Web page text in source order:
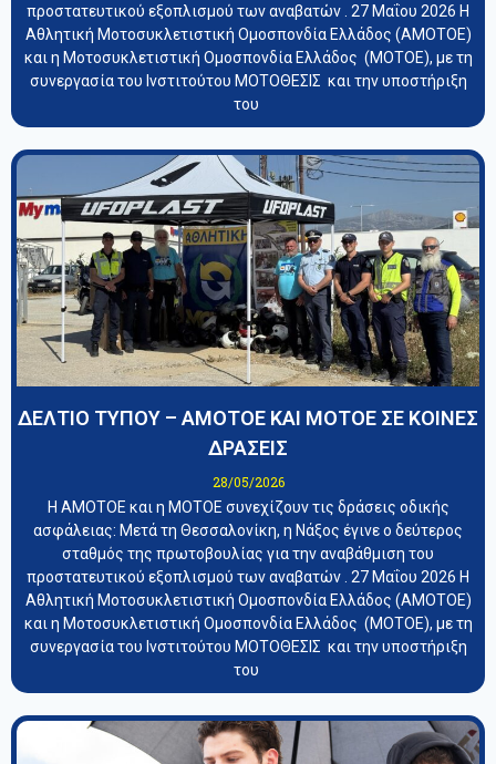
προστατευτικού εξοπλισμού των αναβατών . 27 Μαΐου 2026 Η
Αθλητική Μοτοσυκλετιστική Ομοσπονδία Ελλάδος (ΑΜΟΤΟΕ)
και η Μοτοσυκλετιστική Ομοσπονδία Ελλάδος (ΜΟΤΟΕ), με τη
συνεργασία του Ινστιτούτου ΜΟΤΟΘΕΣΙΣ και την υποστήριξη
του
ΔΕΛΤΙΟ ΤΥΠΟΥ – ΑΜΟΤΟΕ ΚΑΙ ΜΟΤΟΕ ΣΕ ΚΟΙΝΕΣ
ΔΡΑΣΕΙΣ
28/05/2026
Η ΑΜΟΤΟΕ και η ΜΟΤΟΕ συνεχίζουν τις δράσεις οδικής
ασφάλειας: Μετά τη Θεσσαλονίκη, η Νάξος έγινε ο δεύτερος
σταθμός της πρωτοβουλίας για την αναβάθμιση του
προστατευτικού εξοπλισμού των αναβατών . 27 Μαΐου 2026 Η
Αθλητική Μοτοσυκλετιστική Ομοσπονδία Ελλάδος (ΑΜΟΤΟΕ)
και η Μοτοσυκλετιστική Ομοσπονδία Ελλάδος (ΜΟΤΟΕ), με τη
συνεργασία του Ινστιτούτου ΜΟΤΟΘΕΣΙΣ και την υποστήριξη
του